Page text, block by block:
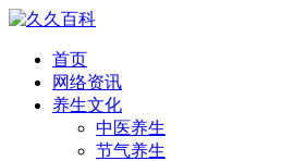
首页
网络资讯
养生文化
中医养生
节气养生